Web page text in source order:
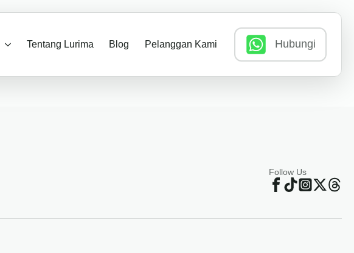
Tentang Lurima Blog Pelanggan Kami Hubungi
Follow Us